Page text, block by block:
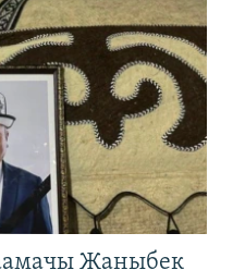
Жаныбек